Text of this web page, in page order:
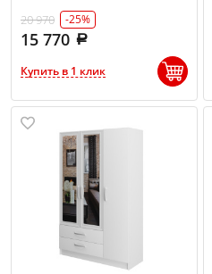
20 970
-25%
15 770
Купить в 1 клик